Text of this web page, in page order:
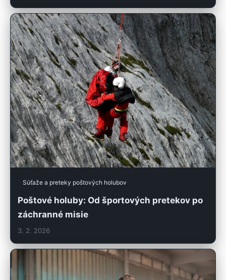
Súťaže a preteky poštových holubov
Poštové holuby: Od športových pretekov po
záchranné misie
3. 2. 2026